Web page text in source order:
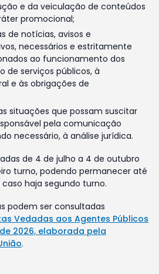
e da veiculação de conteúdos
promocional;
de notícias, avisos e
necessários e estritamente
ao funcionamento dos
de serviços públicos, à
e às obrigações de
situações que possam suscitar
pela comunicação
necessário, à análise jurídica.
de 4 de julho a 4 de outubro
turno, podendo permanecer até
haja segundo turno.
podem ser consultadas
Vedadas aos Agentes Públicos
2026, elaborada pela
.